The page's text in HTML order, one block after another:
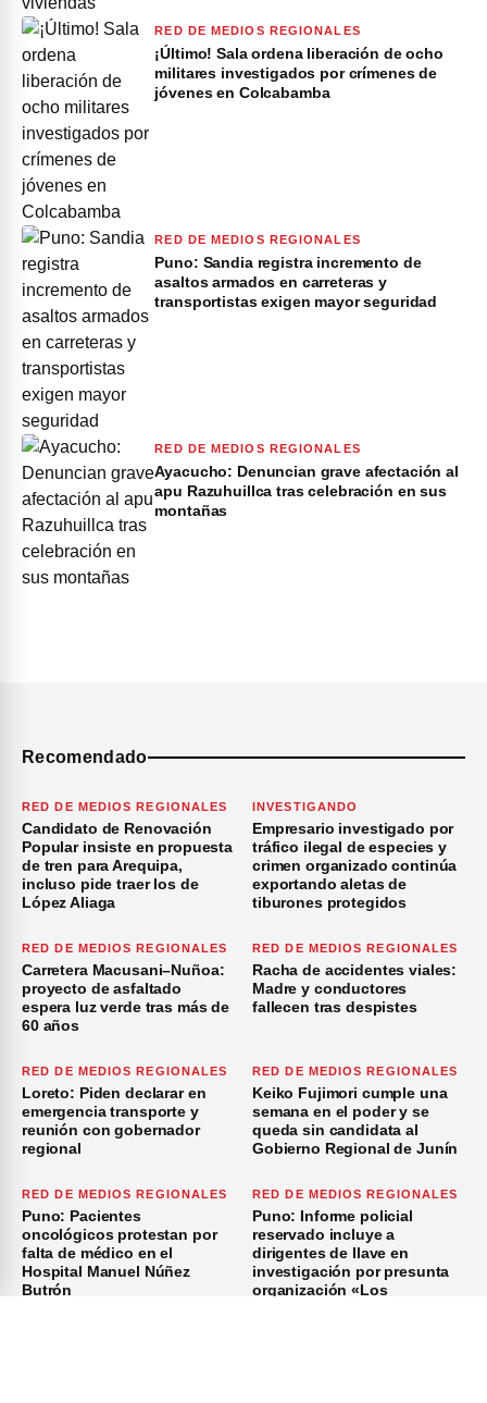
RED DE MEDIOS REGIONALES
¡Último! Sala ordena liberación de ocho
militares investigados por crímenes de
jóvenes en Colcabamba
RED DE MEDIOS REGIONALES
Puno: Sandia registra incremento de
asaltos armados en carreteras y
transportistas exigen mayor seguridad
RED DE MEDIOS REGIONALES
Ayacucho: Denuncian grave afectación al
apu Razuhuillca tras celebración en sus
montañas
Recomendado
RED DE MEDIOS REGIONALES
Candidato de Renovación
Popular insiste en propuesta
de tren para Arequipa,
incluso pide traer los de
López Aliaga
INVESTIGANDO
Empresario investigado por
tráfico ilegal de especies y
crimen organizado continúa
exportando aletas de
tiburones protegidos
RED DE MEDIOS REGIONALES
Carretera Macusani–Nuñoa:
proyecto de asfaltado
espera luz verde tras más de
60 años
RED DE MEDIOS REGIONALES
Racha de accidentes viales:
Madre y conductores
fallecen tras despistes
RED DE MEDIOS REGIONALES
Loreto: Piden declarar en
emergencia transporte y
reunión con gobernador
regional
RED DE MEDIOS REGIONALES
Keiko Fujimori cumple una
semana en el poder y se
queda sin candidata al
Gobierno Regional de Junín
RED DE MEDIOS REGIONALES
Puno: Pacientes
oncológicos protestan por
falta de médico en el
Hospital Manuel Núñez
Butrón
RED DE MEDIOS REGIONALES
Puno: Informe policial
reservado incluye a
dirigentes de Ilave en
investigación por presunta
organización «Los